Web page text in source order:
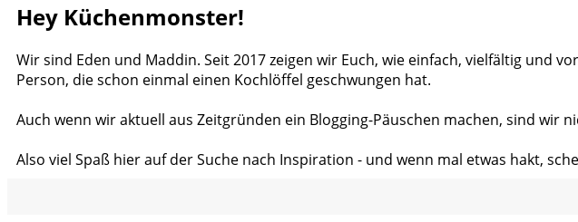
Hey Küchenmonster!
Wir sind Eden und Maddin. Seit 2017 zeigen wir Euch, wie einfach, vielfältig und
Person, die schon einmal einen Kochlöffel geschwungen hat.
Auch wenn wir aktuell aus Zeitgründen ein Blogging-Päuschen machen, sind wir
Also viel Spaß hier auf der Suche nach Inspiration - und wenn mal etwas hakt,